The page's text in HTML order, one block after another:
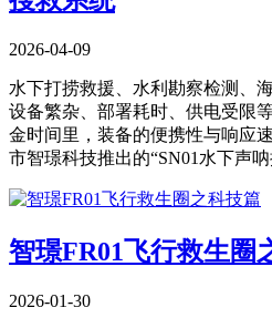
2026-04-09
水下打捞救援、水利勘察检测、
设备繁杂、部署耗时、供电受限
金时间里，装备的便携性与响应
市智璟科技推出的“SN01水下声
智璟FR01飞行救生圈
2026-01-30